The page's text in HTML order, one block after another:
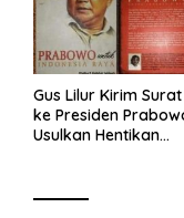
Gus Lilur Kirim Surat
ke Presiden
Usulkan Hentikan
Lobster 50 Gram